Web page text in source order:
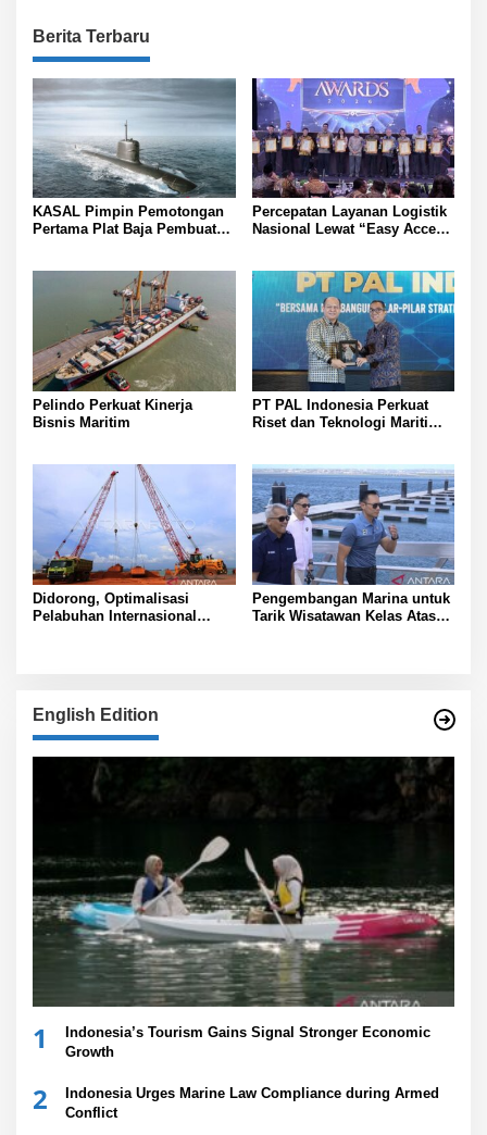
Berita Terbaru
KASAL Pimpin Pemotongan
Pertama Plat Baja Pembuatan
Percepatan Layanan Logistik
Nasional Lewat “Easy Access
Pelindo Perkuat Kinerja
Bisnis Maritim
PT PAL Indonesia Perkuat
Riset dan Teknologi Maritim
Didorong, Optimalisasi
Pelabuhan Internasional
Pengembangan Marina untuk
Tarik Wisatawan Kelas Atas
English Edition
1
Indonesia’s Tourism Gains Signal Stronger Economic
Growth
2
Indonesia Urges Marine Law Compliance during Armed
Conflict